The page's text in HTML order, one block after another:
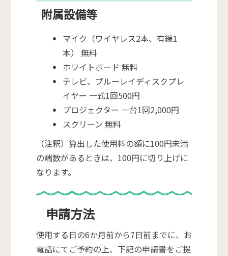
附属設備等
マイク（ワイヤレス2本、有線1
本） 無料
ホワイトボード 無料
テレビ、ブルーレイディスクプレ
イヤー 一式1回500円
プロジェクター 一台1回2,000円
スクリーン 無料
（注釈）算出した使用料の額に100円未満
の端数があるときは、100円に切り上げに
なります。
申請方法
使用する日の6か月前から7日前までに、お
電話にてご予約の上、下記の申請書をご提